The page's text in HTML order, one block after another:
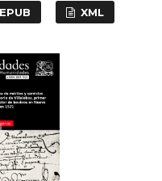
EPUB XML